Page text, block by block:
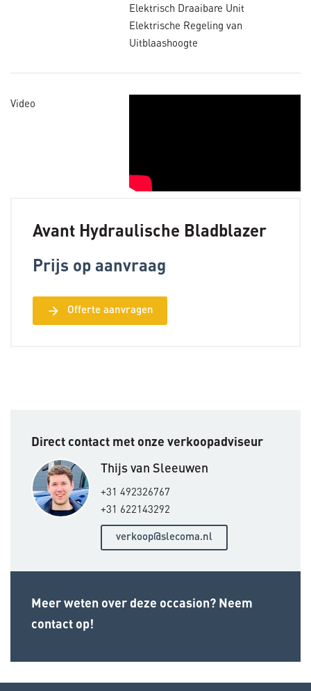
Elektrisch Draaibare Unit
Elektrische Regeling van
Uitblaashoogte
Video
Avant Hydraulische Bladblazer
Prijs op aanvraag
arrow_forward Offerte aanvragen
Meer weten over deze occasion? Neem
contact op!
Direct contact met onze verkoopadviseur
Thijs van Sleeuwen
+31 492326767
+31 622143292
verkoop@slecoma.nl